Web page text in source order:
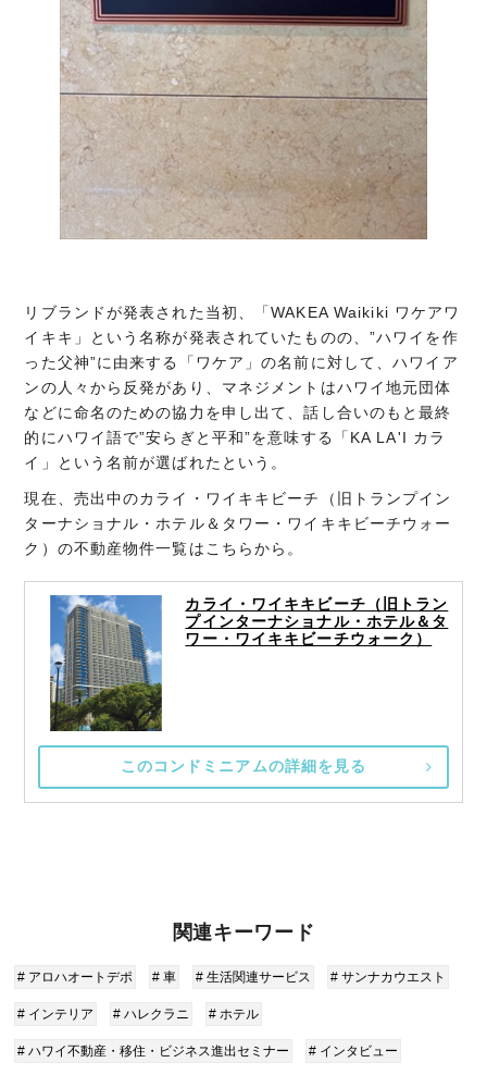
リブランドが発表された当初、「WAKEA Waikiki ワケアワ
イキキ」という名称が発表されていたものの、”ハワイを作
った父神”に由来する「ワケア」の名前に対して、ハワイア
ンの人々から反発があり、マネジメントはハワイ地元団体
などに命名のための協力を申し出て、話し合いのもと最終
的にハワイ語で”安らぎと平和”を意味する「KA LA'I カラ
イ」という名前が選ばれたという。
現在、売出中のカライ・ワイキキビーチ（旧トランプイン
ターナショナル・ホテル＆タワー・ワイキキビーチウォー
ク）の不動産物件一覧はこちらから。
カライ・ワイキキビーチ（旧トラン
プインターナショナル・ホテル＆タ
ワー・ワイキキビーチウォーク）
このコンドミニアムの詳細を見る
関連キーワード
# アロハオートデポ # 車 # 生活関連サービス # サンナカウエスト
# インテリア # ハレクラニ # ホテル
# ハワイ不動産・移住・ビジネス進出セミナー # インタビュー